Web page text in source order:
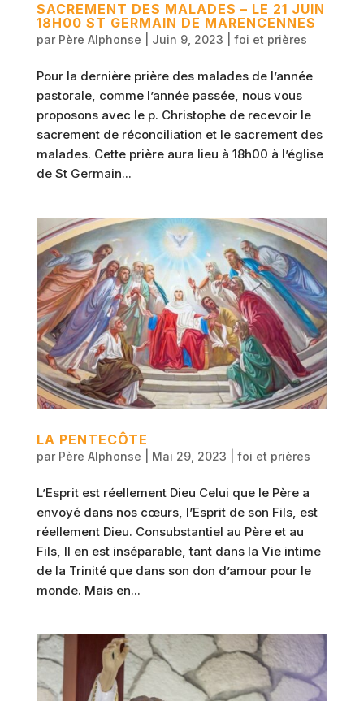
SACREMENT DES MALADES – LE 21 JUIN
18H00 ST GERMAIN DE MARENCENNES
par Père Alphonse Juin 9, 2023 foi et prières
Pour la dernière prière des malades de l’année
pastorale, comme l’année passée, nous vous
proposons avec le p. Christophe de recevoir le
sacrement de réconciliation et le sacrement des
malades. Cette prière aura lieu à 18h00 à l’église
de St Germain...
LA PENTECÔTE
par Père Alphonse Mai 29, 2023 foi et prières
L’Esprit est réellement Dieu Celui que le Père a
envoyé dans nos cœurs, l’Esprit de son Fils, est
réellement Dieu. Consubstantiel au Père et au
Fils, Il en est inséparable, tant dans la Vie intime
de la Trinité que dans son don d’amour pour le
monde. Mais en...